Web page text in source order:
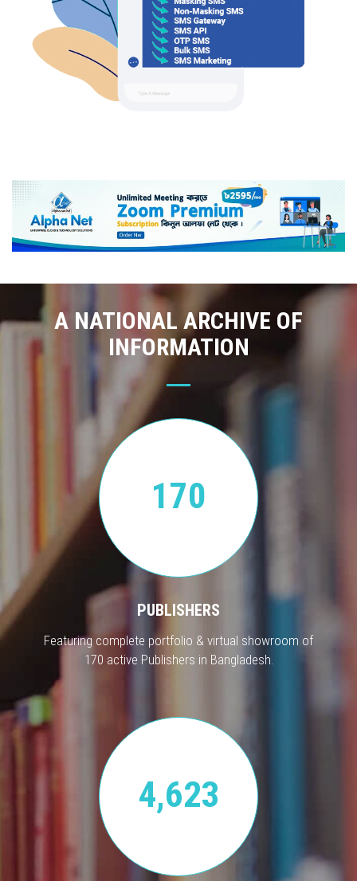
A NATIONAL ARCHIVE OF
INFORMATION
170
PUBLISHERS
Featuring complete portfolio & virtual showroom of
170 active Publishers in Bangladesh.
4,623